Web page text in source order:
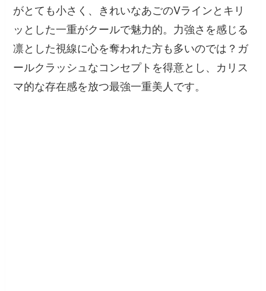
がとても小さく、きれいなあごのVラインとキリ
ッとした一重がクールで魅力的。力強さを感じる
凛とした視線に心を奪われた方も多いのでは？ガ
ールクラッシュなコンセプトを得意とし、カリス
マ的な存在感を放つ最強一重美人です。